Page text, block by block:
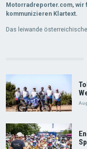
Motorradreporter.com, wir
kommunizieren Klartext.
Das leiwande